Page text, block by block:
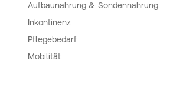
Aufbaunahrung & Sondennahrung
Inkontinenz
Pflegebedarf
Mobilität